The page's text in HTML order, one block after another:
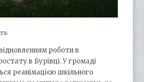
роботи в
в Бурівці. У громаді
реанімацією шкільного